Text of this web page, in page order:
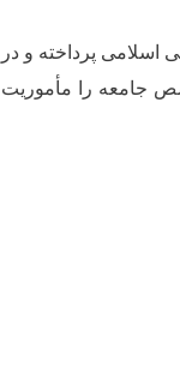
پرداخته و در
جامعه را مأموریت